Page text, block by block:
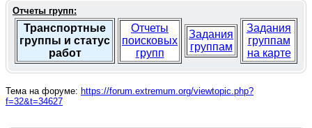
Отчеты групп:
Транспортные
группы и статус
работ
Отчеты
поисковых
групп
Задания
группам
Задания
группам
на карте
Тема на форуме: https://forum.extremum.org/viewtopic.php?
f=32&t=34627